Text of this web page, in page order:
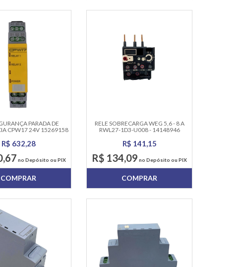
PARADA DE
CPW17 24V 15269158
R$ 632,28
no Depósito ou PIX
COMPRAR
RELE SOBRECARGA WEG 5,6 - 8 A
RWL27-1D3-U008 - 14148946
R$ 141,15
R$ 134,09 no Depósito ou PIX
COMPRAR